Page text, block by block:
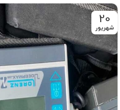
20
شهریور